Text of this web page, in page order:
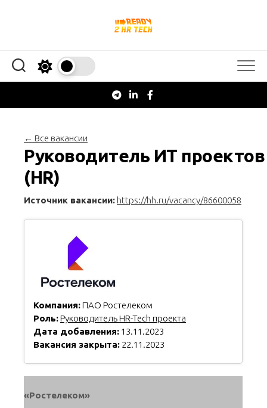
← Все вакансии
Руководитель ИТ проектов
(HR)
Источник вакансии: https://hh.ru/vacancy/86600058
Компания:ПАО Ростелеком
Роль:Руководитель HR-Tech проекта
Дата добавления: 13.11.2023
Вакансия закрыта: 22.11.2023
«Ростелеком»